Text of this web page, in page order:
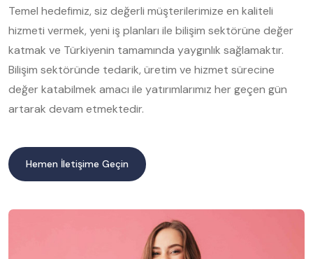
Temel hedefimiz, siz değerli müşterilerimize en kaliteli
hizmeti vermek, yeni iş planları ile bilişim sektörüne değer
katmak ve Türkiyenin tamamında yaygınlık sağlamaktır.
Bilişim sektöründe tedarik, üretim ve hizmet sürecine
değer katabilmek amacı ile yatırımlarımız her geçen gün
artarak devam etmektedir.
Hemen İletişime Geçin